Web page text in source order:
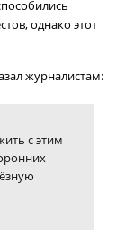
однако этот
журналистам:
с этим